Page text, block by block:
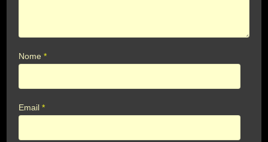
Nome*
Email*